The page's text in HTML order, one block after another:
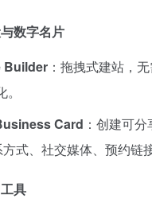
数字名片
Builder ：拖拽式建站，
Card ：创建可
式、社交媒体、预约链接
具